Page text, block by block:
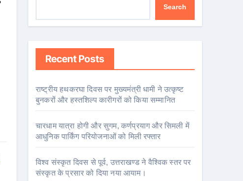
Search
Recent Posts
राष्ट्रीय हथकरघा दिवस पर मुख्यमंत्री धामी ने उत्कृष्ट
बुनकरों और हस्तशिल्प कारीगरों को किया सम्मानित
चारधाम यात्रा होगी और सुगम, कर्णप्रयाग और सिमली में
आधुनिक पार्किंग परियोजनाओं को मिली रफ्तार
विश्व संस्कृत दिवस से पूर्व, उत्तराखण्ड ने वैश्विक स्तर पर
संस्कृत के प्रसार को दिया नया आयाम।